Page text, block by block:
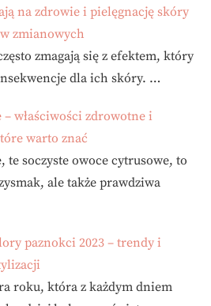
na zdrowie i pielęgnację skóry
zmianowych
zmagają się z efektem, który
dla ich skóry. …
– właściwości zdrowotne i
warto znać
te soczyste owoce cytrusowe, to
ale także prawdziwa
paznokci 2023 – trendy i
roku, która z każdym dniem